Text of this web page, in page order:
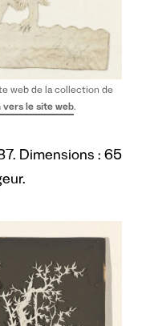
web de la collection de
vers le site web.
Dimensions : 65